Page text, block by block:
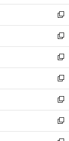
ウ
で
開
く
ン
ド
ウ
で
開
く
新
し
い
ウ
ィ
ン
ド
ウ
で
開
く
新
し
い
ウ
ィ
ン
ド
ウ
で
開
新
し
い
ウ
ィ
ン
ド
ウ
新
し
い
ウ
ィ
ン
新
し
い
ウ
新
し